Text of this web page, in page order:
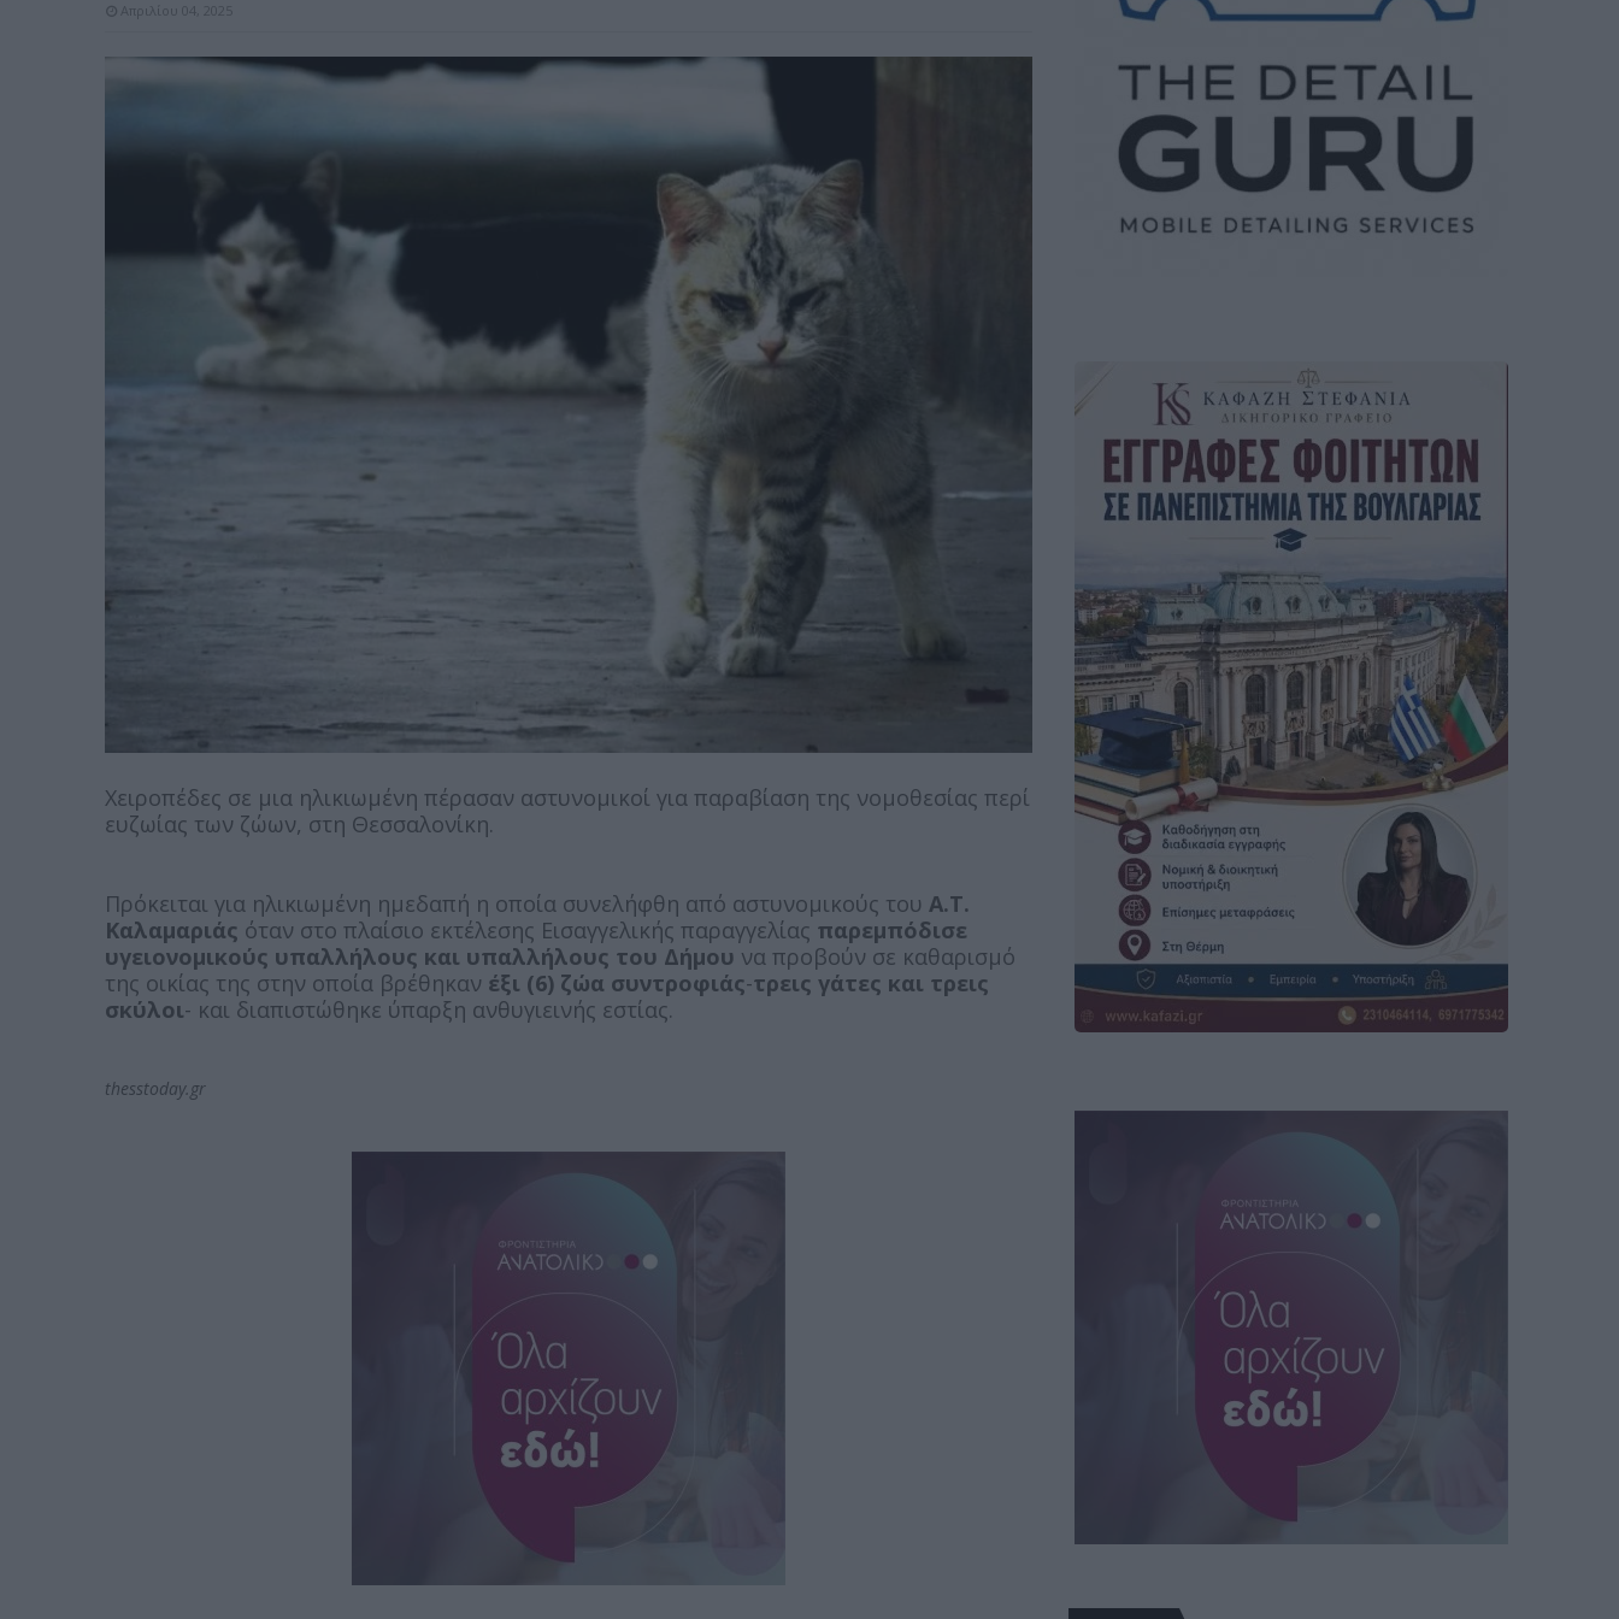
Απριλίου 04, 2025
Χειροπέδες σε μια ηλικιωμένη πέρασαν αστυνομικοί για παραβίαση της νομοθεσίας περί
ευζωίας των ζώων, στη Θεσσαλονίκη.
Πρόκειται για ηλικιωμένη ημεδαπή η οποία συνελήφθη από αστυνομικούς του Α.Τ.
Καλαμαριάς όταν στο πλαίσιο εκτέλεσης Εισαγγελικής παραγγελίας παρεμπόδισε
υγειονομικούς υπαλλήλους και υπαλλήλους του Δήμου να προβούν σε καθαρισμό
της οικίας της στην οποία βρέθηκαν έξι (6) ζώα συντροφιάς-τρεις γάτες και τρεις
σκύλοι- και διαπιστώθηκε ύπαρξη ανθυγιεινής εστίας.
thesstoday.gr